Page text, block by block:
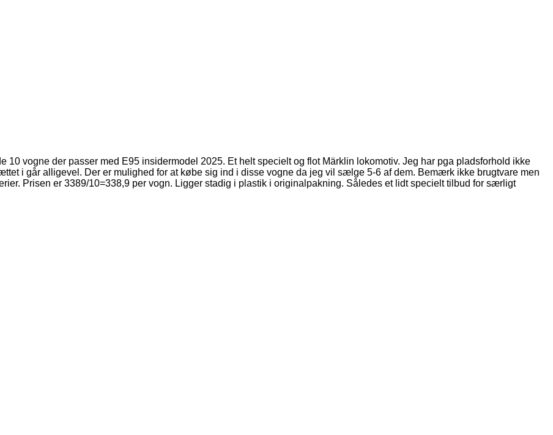
vogne der passer med E95 insidermodel 2025. Et helt specielt og flot Märklin lokomotiv. Jeg har pga pladsforhold ikke
i går alligevel. Der er mulighed for at købe sig ind i disse vogne da jeg vil sælge 5-6 af dem. Bemærk ikke brugtvare men
Prisen er 3389/10=338,9 per vogn. Ligger stadig i plastik i originalpakning. Således et lidt specielt tilbud for særligt